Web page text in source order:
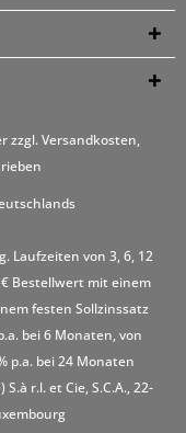
zzgl.Versandkosten,
von 3, 6, 12
Bestellwert mit einem
festen Sollzinssatz
bei 6 Monaten, von
p.a. bei 24 Monaten
r.l. et Cie, S.C.A., 22-